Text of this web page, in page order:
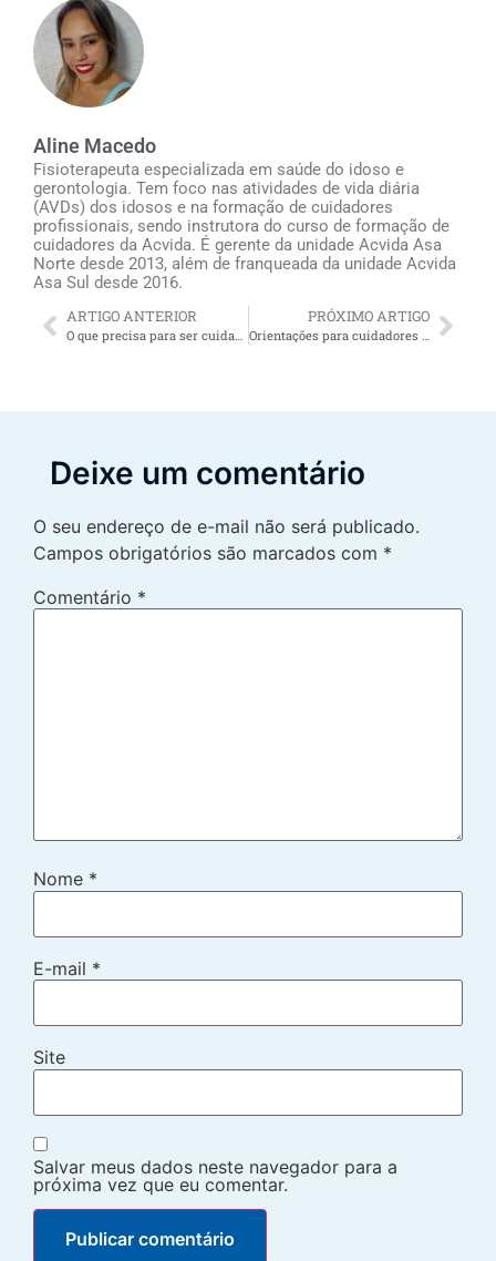
Aline Macedo
Fisioterapeuta especializada em saúde do idoso e
gerontologia. Tem foco nas atividades de vida diária
(AVDs) dos idosos e na formação de cuidadores
profissionais, sendo instrutora do curso de formação de
cuidadores da Acvida. É gerente da unidade Acvida Asa
Norte desde 2013, além de franqueada da unidade Acvida
Asa Sul desde 2016.
ARTIGO ANTERIOR
O que precisa para ser cuidadora de idosos? Descubra aqui
PRÓXIMO ARTIGO
Orientações para cuidadores de idosos? Saiba mais aqui
Deixe um comentário
O seu endereço de e-mail não será publicado.
Campos obrigatórios são marcados com *
Comentário *
Nome *
E-mail *
Site
Salvar meus dados neste navegador para a
próxima vez que eu comentar.